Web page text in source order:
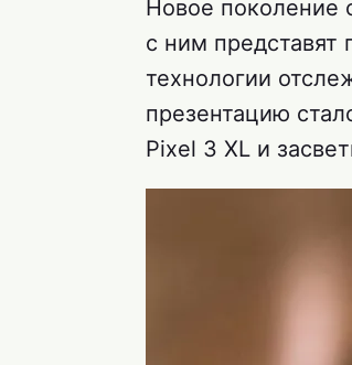
Новое поколение
с ним
технологии
презентацию
Pixel 3 XL и